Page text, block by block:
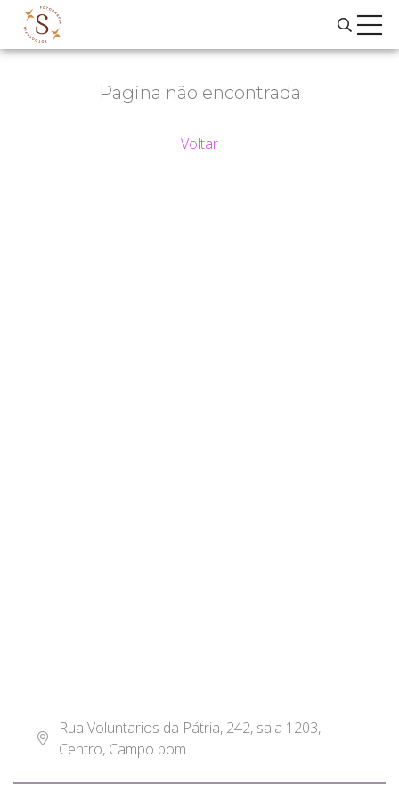
Pagina não encontrada
Voltar
Rua Voluntarios da Pátria, 242, sala 1203,
Centro, Campo bom